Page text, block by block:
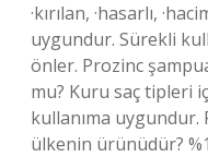
·kırılan, ·hasarlı,
uygundur. Sürekli
önler. Prozinc
mu? Kuru saç tipleri
kullanıma
ülkenin ürünüdür?